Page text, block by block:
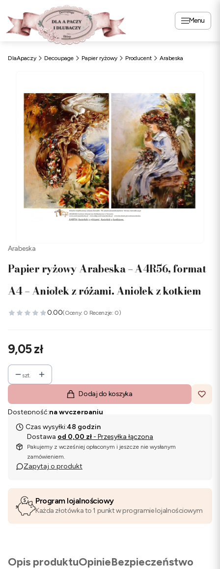
Menu
DlaApaczy Decoupage Papier ryżowy Producent Arabeska
Arabeska
Papier ryżowy Arabeska – A4R56, format
A4 – Aniołek z różami. Aniołek z kotkiem
0.00(Oceny: 0 Recenzje: 0)
Cena
9,05 zł
szt.
Dodaj do koszyka
Dostępność:na wyczerpaniu
Czas wysyłki:48 godzin
Dostawa od 0,00 zł - Przesyłka łączona
Pakujemy z wcześniej opłaconym i jeszcze nie wysłanym
zamówieniem.
Zapytaj o produkt
Program lojalnościowy
Każda złotówka to 1 punkt w programie lojalnościowym
Opis produktuOpinieBezpieczeństwo